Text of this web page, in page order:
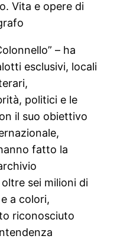
Vita e opere di
– ha
esclusivi, locali
politici e le
il suo obiettivo
fatto la
sei milioni di
a colori,
riconosciuto